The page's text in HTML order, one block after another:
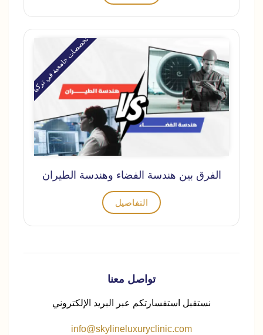
تخصصات جامعية في تركيا
الفرق بين هندسة الفضاء وهندسة الطيران
التفاصيل
تواصل معنا
نستقبل استفسارتكم عبر البريد الإلكتروني
info@skylineluxuryclinic.com